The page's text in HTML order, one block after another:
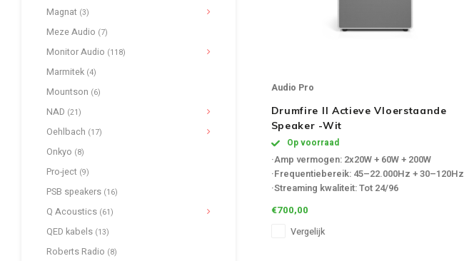
Magnat (3)
Meze Audio (7)
Monitor Audio (118)
Marmitek (4)
Mountson (6)
NAD (21)
Oehlbach (17)
Onkyo (8)
Pro-ject (9)
PSB speakers (16)
Q Acoustics (61)
QED kabels (13)
Roberts Radio (8)
Audio Pro
Drumfire II Actieve Vloerstaande
Speaker -Wit
Op voorraad
·Amp vermogen: 2x20W + 60W + 200W
·Frequentiebereik: 45–22.000Hz + 30–120Hz
·Streaming kwaliteit: Tot 24/96
Netwerkstandby 1,7W, AAN 7,4 + 4,4 W
€700,00
Vergelijk